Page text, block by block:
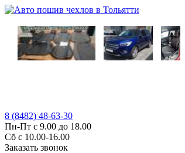
8 (8482) 48-63-30
Пн-Пт с 9.00 до 18.00
Сб с 10.00-16.00
Заказать звонок